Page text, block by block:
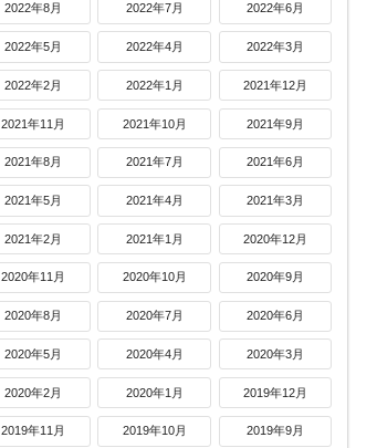
2022年8月 2022年7月 2022年6月
2022年5月 2022年4月 2022年3月
2022年2月 2022年1月 2021年12月
2021年11月 2021年10月 2021年9月
2021年8月 2021年7月 2021年6月
2021年5月 2021年4月 2021年3月
2021年2月 2021年1月 2020年12月
2020年11月 2020年10月 2020年9月
2020年8月 2020年7月 2020年6月
2020年5月 2020年4月 2020年3月
2020年2月 2020年1月 2019年12月
2019年11月 2019年10月 2019年9月